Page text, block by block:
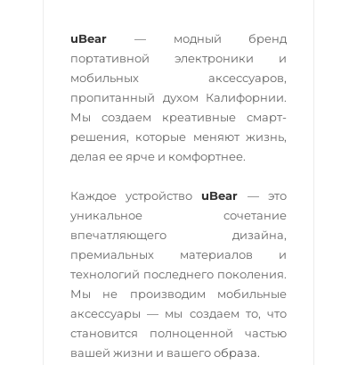
uBear— модный бренд
портативной электроники и
мобильных аксессуаров,
пропитанный духом Калифорнии.
Мы создаем креативные смарт-
решения, которые меняют жизнь,
делая ее ярче и комфортнее.
Каждое устройство uBear — это
уникальное сочетание
впечатляющего дизайна,
премиальных материалов и
технологий последнего поколения.
Мы не производим мобильные
аксессуары — мы создаем то, что
становится полноценной частью
вашей жизни и вашего образа.